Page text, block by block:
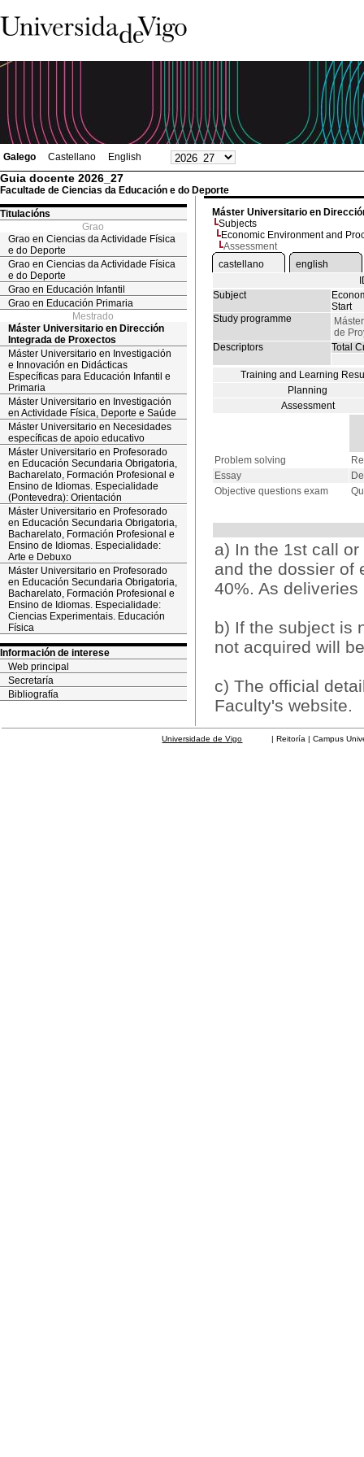
Galego Castellano English
Guia docente 2026_27
Facultade de Ciencias da Educación e do Deporte
Titulacións
Grao
Grao en Ciencias da Actividade Física
e do Deporte
Grao en Ciencias da Actividade Física
e do Deporte
Grao en Educación Infantil
Grao en Educación Primaria
Mestrado
Máster Universitario en Dirección
Integrada de Proxectos
Máster Universitario en Investigación
e Innovación en Didácticas
Específicas para Educación Infantil e
Primaria
Máster Universitario en Investigación
en Actividade Física, Deporte e Saúde
Máster Universitario en Necesidades
específicas de apoio educativo
Máster Universitario en Profesorado
en Educación Secundaria Obrigatoria,
Bacharelato, Formación Profesional e
Ensino de Idiomas. Especialidade
(Pontevedra): Orientación
Máster Universitario en Profesorado
en Educación Secundaria Obrigatoria,
Bacharelato, Formación Profesional e
Ensino de Idiomas. Especialidade:
Arte e Debuxo
Máster Universitario en Profesorado
en Educación Secundaria Obrigatoria,
Bacharelato, Formación Profesional e
Ensino de Idiomas. Especialidade:
Ciencias Experimentais. Educación
Física
Información de interese
Web principal
Secretaría
Bibliografía
Máster Universitario en
Subjects
Economic Environment and
Assessment
castellano
english
Subject
Start
Study programme
de
Descriptors
Total
Training and Learning
Planning
Assessment
Problem solving
Essay
Objective questions exam
a) In the 1st call
and the dossier of
40%. As
b) If the subject is
not acquired will
c) The official
Faculty's website.
Universidade de Vigo | Reitoría | Campus